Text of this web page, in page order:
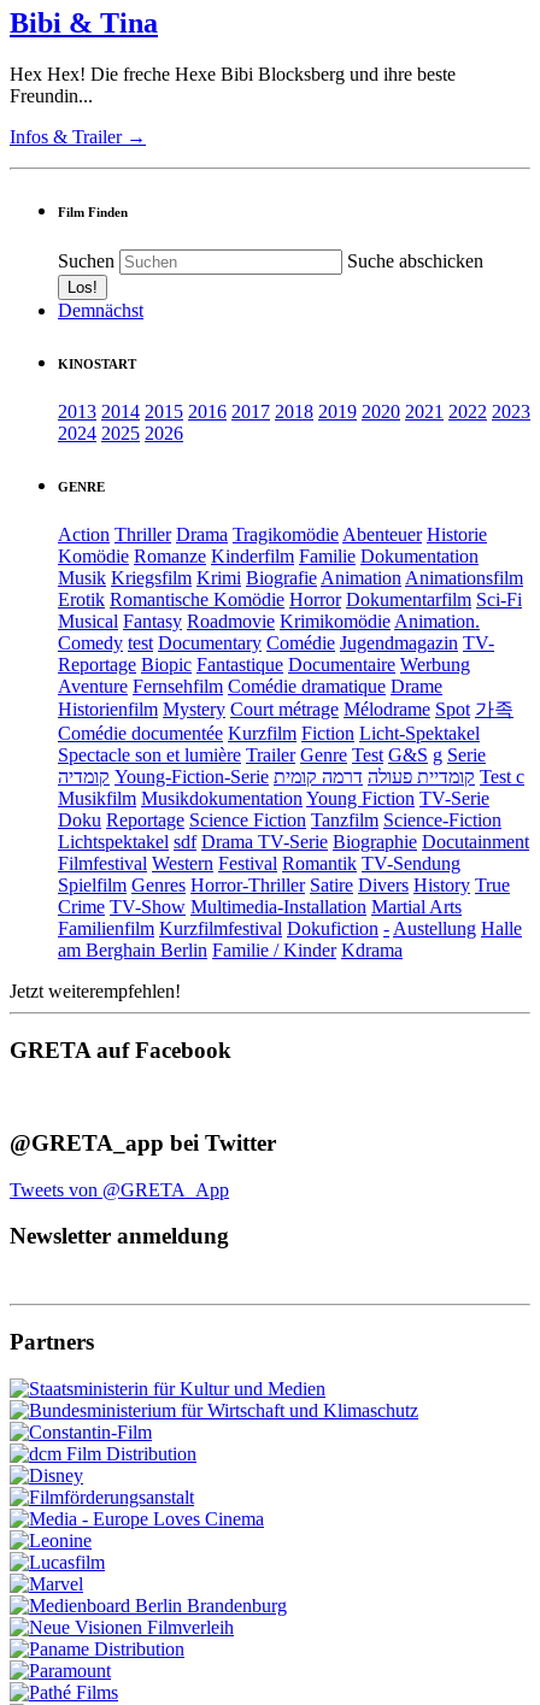
Bibi & Tina
Hex Hex! Die freche Hexe Bibi Blocksberg und ihre beste
Freundin...
Infos & Trailer →
Film Finden
Suchen Suche abschicken
Demnächst
KINOSTART
2013 2014 2015 2016 2017 2018 2019 2020 2021 2022 2023
2024 2025 2026
GENRE
Action Thriller Drama Tragikomödie Abenteuer Historie
Komödie Romanze Kinderfilm Familie Dokumentation
Musik Kriegsfilm Krimi Biografie Animation Animationsfilm
Erotik Romantische Komödie Horror Dokumentarfilm Sci-Fi
Musical Fantasy Roadmovie Krimikomödie Animation.
Comedy test Documentary Comédie Jugendmagazin TV-
Reportage Biopic Fantastique Documentaire Werbung
Aventure Fernsehfilm Comédie dramatique Drame
Historienfilm Mystery Court métrage Mélodrame Spot 가족
Comédie documentée Kurzfilm Fiction Licht-Spektakel
Spectacle son et lumière Trailer Genre Test G&S g Serie
קומדיה Young-Fiction-Serie קומדיית פעולה דרמה קומית
Test c
Musikfilm Musikdokumentation Young Fiction TV-Serie
Doku Reportage Science Fiction Tanzfilm Science-Fiction
Lichtspektakel sdf Drama TV-Serie Biographie Docutainment
Filmfestival Western Festival Romantik TV-Sendung
Spielfilm Genres Horror-Thriller Satire Divers History True
Crime TV-Show Multimedia-Installation Martial Arts
Familienfilm Kurzfilmfestival Dokufiction - Austellung Halle
am Berghain Berlin Familie / Kinder Kdrama
Jetzt weiterempfehlen!
GRETA auf Facebook
@GRETA_app bei Twitter
Tweets von @GRETA_App
Newsletter anmeldung
Partners